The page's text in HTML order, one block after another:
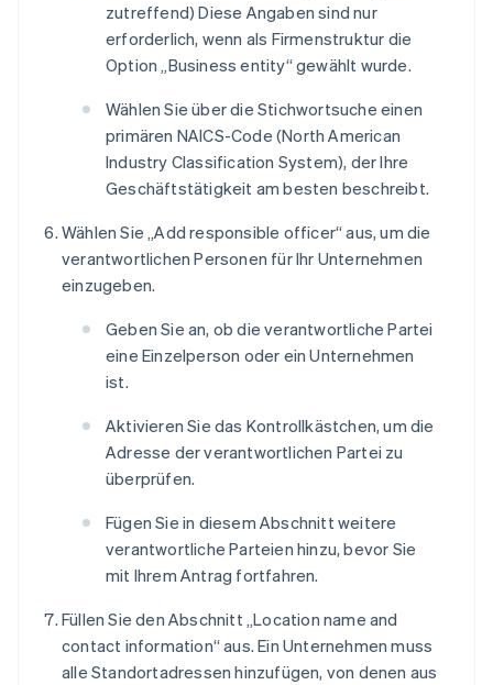
zutreffend) Diese Angaben sind nur
erforderlich, wenn als Firmenstruktur die
Option „Business entity“ gewählt wurde.
Wählen Sie über die Stichwortsuche einen
primären NAICS-Code (North American
Industry Classification System), der Ihre
Geschäftstätigkeit am besten beschreibt.
Wählen Sie „Add responsible officer“ aus, um die
verantwortlichen Personen für Ihr Unternehmen
einzugeben.
Geben Sie an, ob die verantwortliche Partei
eine Einzelperson oder ein Unternehmen
ist.
Aktivieren Sie das Kontrollkästchen, um die
Adresse der verantwortlichen Partei zu
überprüfen.
Fügen Sie in diesem Abschnitt weitere
verantwortliche Parteien hinzu, bevor Sie
mit Ihrem Antrag fortfahren.
Füllen Sie den Abschnitt „Location name and
contact information“ aus. Ein Unternehmen muss
alle Standortadressen hinzufügen, von denen aus